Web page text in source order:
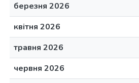
березня 2026
квітня 2026
травня 2026
червня 2026